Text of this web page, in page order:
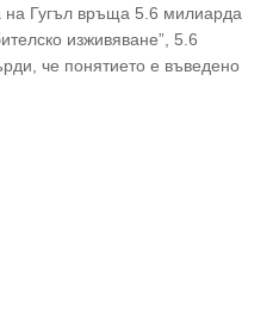
на Гугъл връща 5.6 милиарда
изживяване”, 5.6
че понятието е въведено